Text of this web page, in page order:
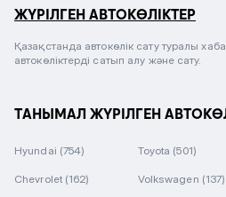
ЖҮРІЛГЕН АВТОКӨЛІКТЕР
Қазақстанда автокөлік сату туралы
автокөліктерді сатып алу және сату.
ТАНЫМАЛ ЖҮРІЛГЕН
Hyundai (754) Toyota (501)
Chevrolet (162) Volkswagen (137)